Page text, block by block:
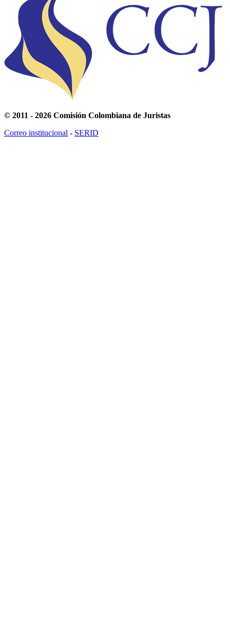
© 2011 - 2026 Comisión Colombiana de Juristas
Correo institucional - SERID